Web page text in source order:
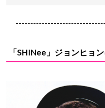
「SHINee」ジョンヒョ